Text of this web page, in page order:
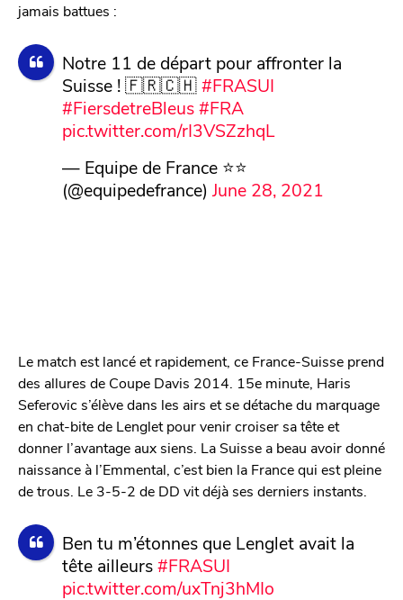
jamais battues :
Notre 11 de départ pour affronter la
Suisse ! 🇫🇷🇨🇭#FRASUI
#FiersdetreBleus #FRA
pic.twitter.com/rI3VSZzhqL
— Equipe de France ⭐⭐
(@equipedefrance) June 28, 2021
Le match est lancé et rapidement, ce France-Suisse prend
des allures de Coupe Davis 2014. 15e minute, Haris
Seferovic s’élève dans les airs et se détache du marquage
en chat-bite de Lenglet pour venir croiser sa tête et
donner l’avantage aux siens. La Suisse a beau avoir donné
naissance à l’Emmental, c’est bien la France qui est pleine
de trous. Le 3-5-2 de DD vit déjà ses derniers instants.
Ben tu m’étonnes que Lenglet avait la
tête ailleurs#FRASUI
pic.twitter.com/uxTnj3hMIo